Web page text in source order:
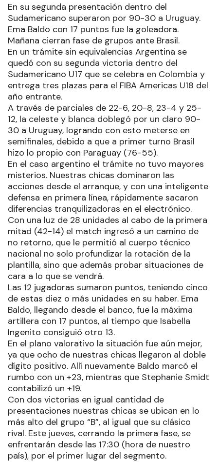
En su segunda presentación dentro del
Sudamericano superaron por 90-30 a Uruguay.
Ema Baldo con 17 puntos fue la goleadora.
Mañana cierran fase de grupos ante Brasil.
En un trámite sin equivalencias Argentina se
quedó con su segunda victoria dentro del
Sudamericano U17 que se celebra en Colombia y
entrega tres plazas para el FIBA Americas U18 del
año entrante.
A través de parciales de 22-6, 20-8, 23-4 y 25-
12, la celeste y blanca doblegó por un claro 90-
30 a Uruguay, logrando con esto meterse en
semifinales, debido a que a primer turno Brasil
hizo lo propio con Paraguay (76-55).
En el caso argentino el trámite no tuvo mayores
misterios. Nuestras chicas dominaron las
acciones desde el arranque, y con una inteligente
defensa en primera línea, rápidamente sacaron
diferencias tranquilizadoras en el electrónico.
Con una luz de 28 unidades al cabo de la primera
mitad (42-14) el match ingresó a un camino de
no retorno, que le permitió al cuerpo técnico
nacional no solo profundizar la rotación de la
plantilla, sino que además probar situaciones de
cara a lo que se vendrá.
Las 12 jugadoras sumaron puntos, teniendo cinco
de estas diez o más unidades en su haber. Ema
Baldo, llegando desde el banco, fue la máxima
artillera con 17 puntos, al tiempo que Isabella
Ingenito consiguió otro 13.
En el plano valorativo la situación fue aún mejor,
ya que ocho de nuestras chicas llegaron al doble
dígito positivo. Allí nuevamente Baldo marcó el
rumbo con un +23, mientras que Stephanie Smidt
contabilizó un +19.
Con dos victorias en igual cantidad de
presentaciones nuestras chicas se ubican en lo
más alto del grupo “B”, al igual que su clásico
rival. Este jueves, cerrando la primera fase, se
enfrentarán desde las 17:30 (hora de nuestro
país), por el primer lugar del segmento.